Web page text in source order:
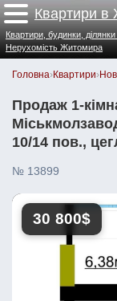
Квартири в
Квартири, будинки,
Нерухомість Житомира
Головна›Квартири›
Продаж 1-
10/14 пов.,
№ 13899
30 800$